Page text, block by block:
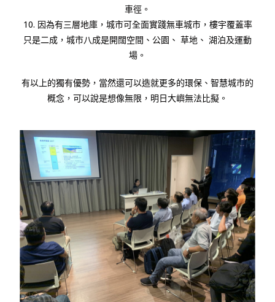
車徑。
10. 因為有三層地庫，城市可全面實踐無車城市，樓宇覆蓋率
只是二成，城市八成是開闊空間、公園、 草地、 湖泊及運動
場。
有以上的獨有優勢，當然還可以造就更多的環保、智慧城市的
概念，可以說是想像無限，明日大嶼無法比擬。